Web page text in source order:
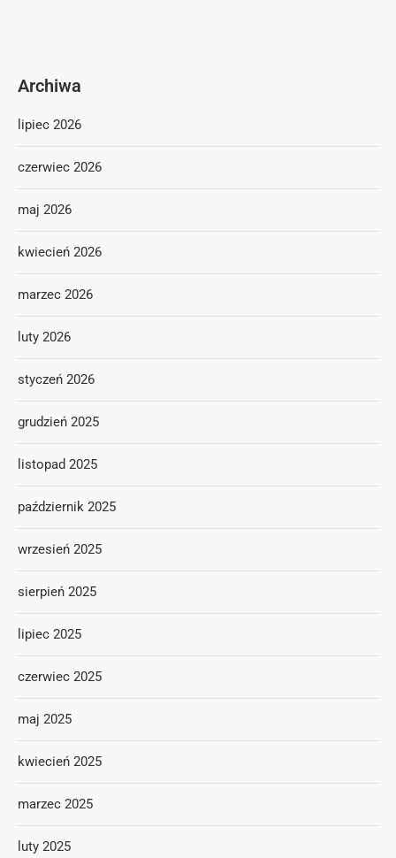
Archiwa
lipiec 2026
czerwiec 2026
maj 2026
kwiecień 2026
marzec 2026
luty 2026
styczeń 2026
grudzień 2025
listopad 2025
październik 2025
wrzesień 2025
sierpień 2025
lipiec 2025
czerwiec 2025
maj 2025
kwiecień 2025
marzec 2025
luty 2025